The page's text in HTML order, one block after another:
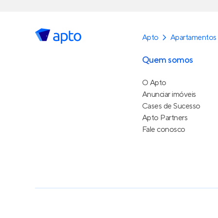
Apto
Quem somos
O Apto
Anunciar imóveis
Cases de Sucesso
Apto Partners
Fale conosco